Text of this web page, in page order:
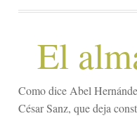
El
Como dice Abel
César Sanz, que deja